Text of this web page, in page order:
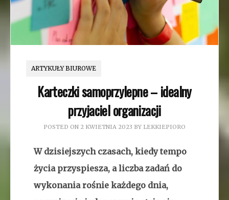
ARTYKUŁY BIUROWE
Karteczki samoprzylepne – idealny
przyjaciel organizacji
POSTED ON 2 KWIETNIA 2023 BY LEKKIEPIORO
W dzisiejszych czasach, kiedy tempo
życia przyspiesza, a liczba zadań do
wykonania rośnie każdego dnia,